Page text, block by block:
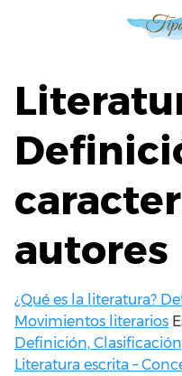
autores
¿Qué es la literatura?
Movimientos literarios
Definición,
Literatura escrita –